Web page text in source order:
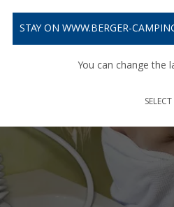
STAY ON WWW.BERGER-
You can change the